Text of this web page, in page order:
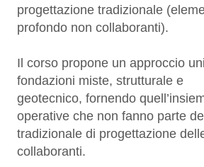
progettazione tradizionale
profondo non collaboranti).
Il corso propone un approccio
fondazioni miste, strutturale e
geotecnico, fornendo
operative che non fanno parte
tradizionale di progettazione
collaboranti.